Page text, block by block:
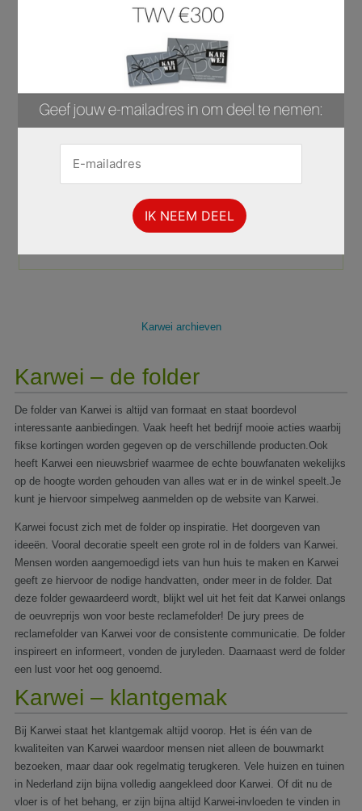
Karwei Folder
Week 31 · 27.07.2026 - 02.08.2026
Karwei archieven
Karwei – de folder
De folder van Karwei is altijd van formaat en staat boordevol
interessante aanbiedingen. Vaak heeft het bedrijf mooie acties waarbij
fikse kortingen worden gegeven op de verschillende producten.Ook
heeft Karwei een nieuwsbrief waarmee de echte bouwfanaten wekelijks
op de hoogte worden gehouden van alles wat er in de winkel speelt.Je
kunt je hiervoor simpelweg aanmelden op de website van Karwei.
Karwei focust zich met de folder op inspiratie. Het doorgeven van
ideeën. Vooral decoratie speelt een grote rol in de folders van Karwei.
Mensen worden aangemoedigd iets van hun huis te maken en Karwei
geeft ze hiervoor de nodige handvatten, onder meer in de folder. Dat
deze folder gewaardeerd wordt, blijkt wel uit het feit dat Karwei onlangs
de oeuvreprijs won voor beste reclamefolder! De jury prees de
reclamefolder van Karwei voor de consistente communicatie. De folder
inspireert en informeert, vonden de juryleden. Daarnaast werd de folder
een lust voor het oog genoemd.
Karwei – klantgemak
Bij Karwei staat het klantgemak altijd voorop. Het is één van de
kwaliteiten van Karwei waardoor mensen niet alleen de bouwmarkt
bezoeken, maar daar ook regelmatig terugkeren. Vele huizen en tuinen
in Nederland zijn bijna volledig aangekleed door Karwei. Of dit nu de
vloer is of het behang, er zijn bijna altijd Karwei-invloeden te vinden in